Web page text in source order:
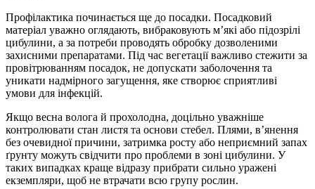
Профілактика починається ще до посадки. Посадковий
матеріал уважно оглядають, вибраковують м’які або підозрілі
цибулини, а за потреби проводять обробку дозволеними
захисними препаратами. Під час вегетації важливо стежити за
провітрюванням посадок, не допускати заболочення та
уникати надмірного загущення, яке створює сприятливі
умови для інфекцій.
Якщо весна волога й прохолодна, доцільно уважніше
контролювати стан листя та основи стебел. Плями, в’янення
без очевидної причини, затримка росту або неприємний запах
ґрунту можуть свідчити про проблеми в зоні цибулини. У
таких випадках краще відразу прибрати сильно уражені
екземпляри, щоб не втрачати всю групу рослин.